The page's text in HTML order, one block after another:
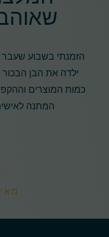
הזמנתי בשבוע שעבר
ילדה את הבן
כמות המוצרים
המתנה